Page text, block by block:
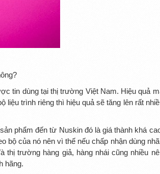
tin dùng tại thị trường Việt Nam. Hiệu quả
liệu trình riêng thì hiệu quả sẽ tăng lên rất
phẩm đến từ Nuskin đó là giá thành khá
bộ của nó nên vì thế nếu chấp nhận dùng
thị trường hàng giả, hàng nhái cũng nhiều
hãng.